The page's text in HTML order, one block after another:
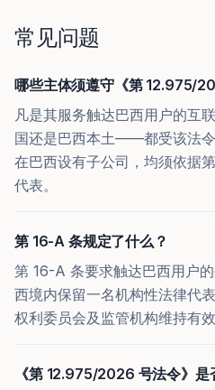
常见问题
哪些主体须遵守《第 12.975/
凡是其服务触达巴西用户的
国还是巴西本土——都受该法
在巴西设有子公司，均须依据
代表。
第 16-A 条规定了什么？
第 16-A 条要求触达巴西用户
西境内保留一名机构性法律代
权利委员会及监管机构维持有效
《第 12.975/2026 号法令》是